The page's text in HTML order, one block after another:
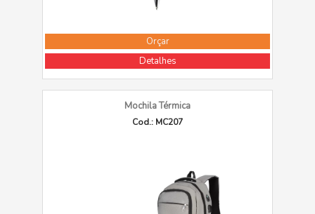
Orçar
Detalhes
Mochila Térmica
Cod.: MC207